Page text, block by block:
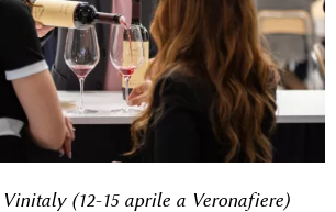
Vinitaly (12-15 aprile a Veronafiere)